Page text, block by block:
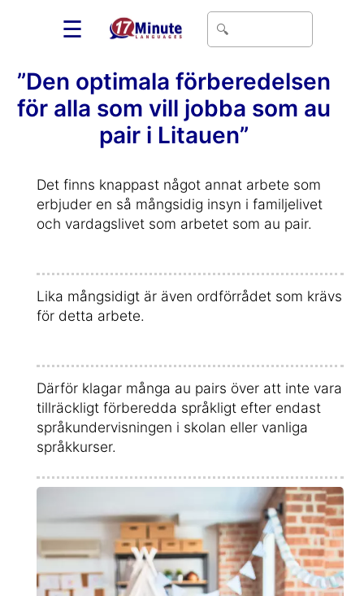
☰
”Den optimala förberedelsen
för alla som vill jobba som au
pair i Litauen”
Det finns knappast något annat arbete som
erbjuder en så mångsidig insyn i familjelivet
och vardagslivet som arbetet som au pair.
Lika mångsidigt är även ordförrådet som krävs
för detta arbete.
Därför klagar många au pairs över att inte vara
tillräckligt förberedda språkligt efter endast
språkundervisningen i skolan eller vanliga
språkkurser.